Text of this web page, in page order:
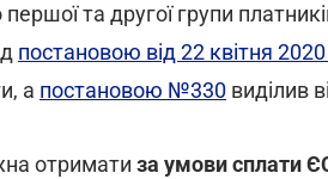
та другої групи
постановою від 22 квітня
а постановою №330 виділив
отримати за умови сплати